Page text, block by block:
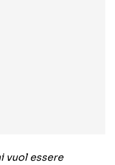
vuol essere